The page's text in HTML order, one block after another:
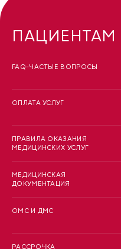
ПАЦИЕНТАМ
FAQ-ЧАСТЫЕ ВОПРОСЫ
ОПЛАТА УСЛУГ
ПРАВИЛА ОКАЗАНИЯ
МЕДИЦИНСКИХ УСЛУГ
МЕДИЦИНСКАЯ
ДОКУМЕНТАЦИЯ
ОМС И ДМС
РАССРОЧКА